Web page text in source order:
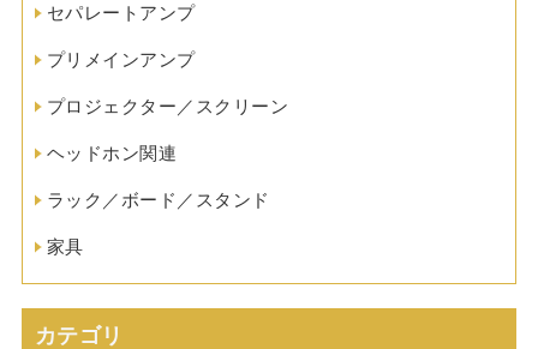
セパレートアンプ
プリメインアンプ
プロジェクター／スクリーン
ヘッドホン関連
ラック／ボード／スタンド
家具
カテゴリ